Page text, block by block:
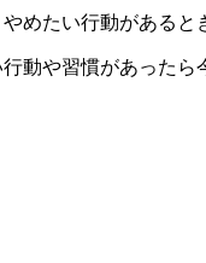
めたい行動がある
動や習慣があった